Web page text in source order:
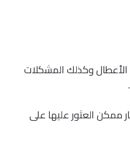
وكذلك المشكلات
ممكن العثور عليها على